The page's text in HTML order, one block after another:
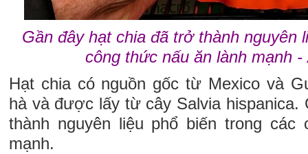
Gần đây hạt chia đã trở thành nguyên
công thức nấu ăn lành mạnh
Hạt chia có nguồn gốc từ Mexico và
hà và được lấy từ cây Salvia hispanica.
thành nguyên liệu phổ biến trong các
mạnh.